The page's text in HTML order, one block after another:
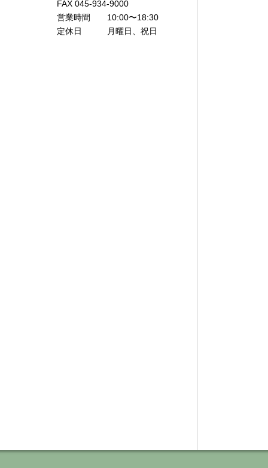
FAX 045-934-9000
営業時間 10:00〜18:30
定休日 月曜日、祝日